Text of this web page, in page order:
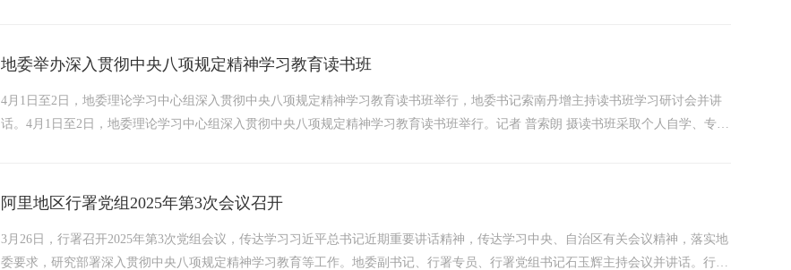
地委举办深入贯彻中央八项规定精神学习教育读书班
4月1日至2日，地委理论学习中心组深入贯彻中央八项规定精神学习教育读书班举行，地委书记索南丹增主持读书班学习研讨会并讲
话。4月1日至2日，地委理论学习中心组深入贯彻中央八项规定精神学习教育读书班举行。记者 普索朗 摄读书班采取个人自学、专题
阿里地区行署党组2025年第3次会议召开
3月26日，行署召开2025年第3次党组会议，传达学习习近平总书记近期重要讲话精神，传达学习中央、自治区有关会议精神，落实地
委要求，研究部署深入贯彻中央八项规定精神学习教育等工作。地委副书记、行署专员、行署党组书记石玉辉主持会议并讲话。行署